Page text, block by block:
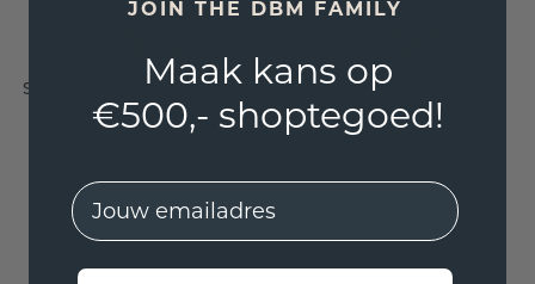
Slavenarmband Emely
4mm 585 witgoud
€ 3.548,- € 4.435,-
Tennisarmband
Shirley 4.0 lab
€ 11.195,-
JOIN THE DBM FAMILY
Maak kans op
€500,- shoptegoed!
EMail